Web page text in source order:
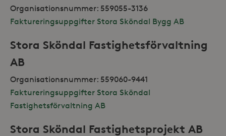
Organisationsnummer: 559055-3136
Faktureringsuppgifter Stora Sköndal Bygg AB
Stora Sköndal Fastighetsförvaltning
AB
Organisationsnummer: 559060-9441
Faktureringsuppgifter Stora Sköndal
Fastighetsförvaltning AB
Stora Sköndal Fastighetsprojekt AB